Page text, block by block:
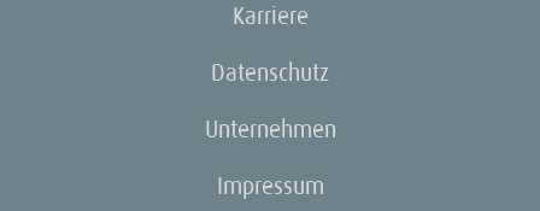
Karriere
Datenschutz
Unternehmen
Impressum